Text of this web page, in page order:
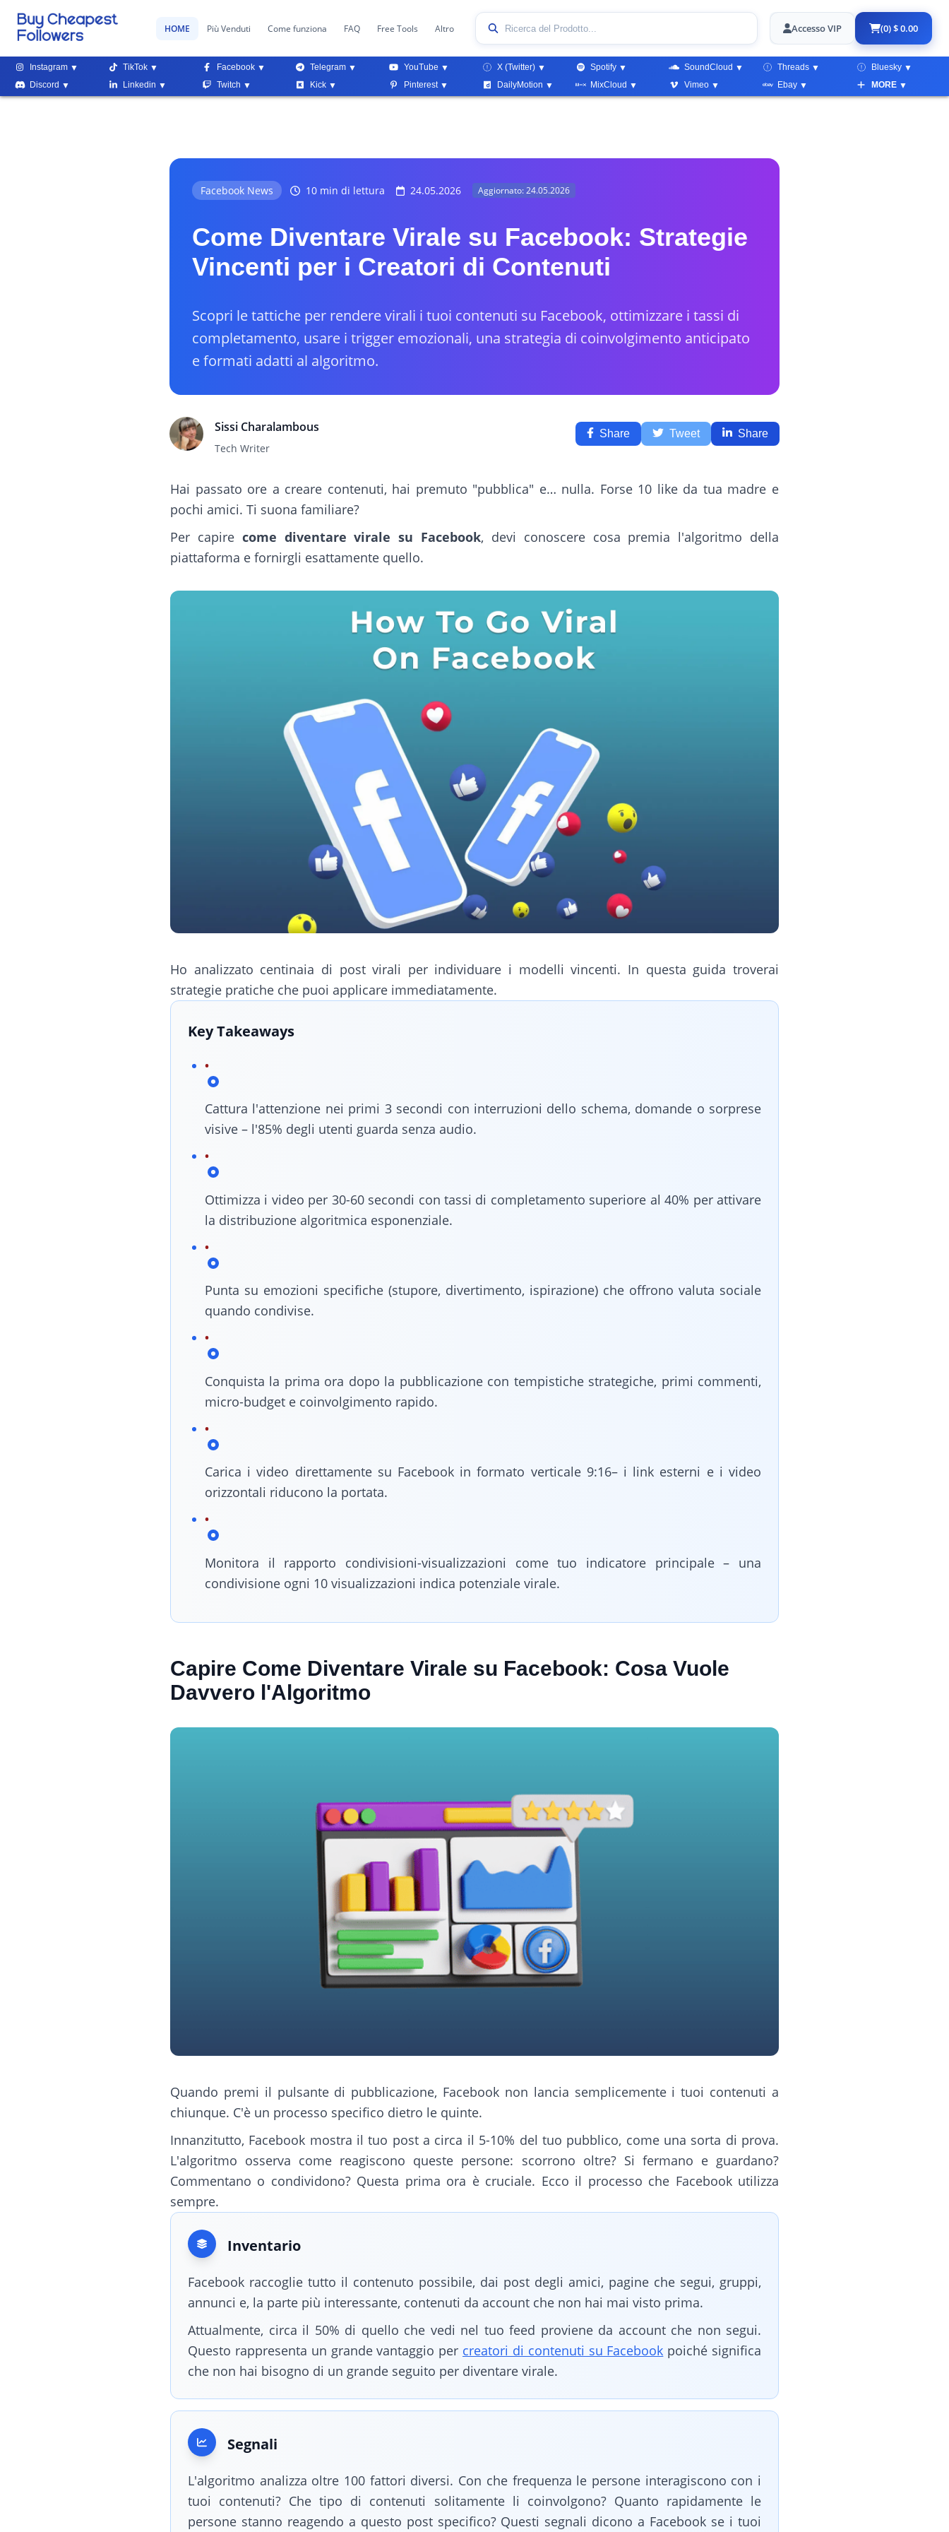
HOME Più Venduti Come funziona FAQ Free Tools Altro Accesso VIP (0) $ 0.00
Instagram TikTok Facebook Telegram YouTube X (Twitter) Spotify SoundCloud Threads
Bluesky
Discord
Linkedin Twitch Kick Pinterest DailyMotion MixCloud Vimeo Ebay MORE
Facebook News 10 min di lettura 24.05.2026 Aggiornato: 24.05.2026
Come Diventare Virale su Facebook: Strategie
Vincenti per i Creatori di Contenuti
Scopri le tattiche per rendere virali i tuoi contenuti su Facebook, ottimizzare i tassi di
completamento, usare i trigger emozionali, una strategia di coinvolgimento anticipato
e formati adatti al algoritmo.
Sissi Charalambous
Tech Writer
Share Tweet Share
Hai passato ore a creare contenuti, hai premuto "pubblica" e… nulla. Forse 10 like da tua madre e
pochi amici. Ti suona familiare?
Per capire come diventare virale su Facebook, devi conoscere cosa premia l'algoritmo della
piattaforma e fornirgli esattamente quello.
Ho analizzato centinaia di post virali per individuare i modelli vincenti. In questa guida troverai
strategie pratiche che puoi applicare immediatamente.
Key Takeaways
Cattura l'attenzione nei primi 3 secondi con interruzioni dello schema, domande o sorprese
visive – l'85% degli utenti guarda senza audio.
Ottimizza i video per 30-60 secondi con tassi di completamento superiore al 40% per attivare
la distribuzione algoritmica esponenziale.
Punta su emozioni specifiche (stupore, divertimento, ispirazione) che offrono valuta sociale
quando condivise.
Conquista la prima ora dopo la pubblicazione con tempistiche strategiche, primi commenti,
micro-budget e coinvolgimento rapido.
Carica i video direttamente su Facebook in formato verticale 9:16– i link esterni e i video
orizzontali riducono la portata.
Monitora il rapporto condivisioni-visualizzazioni come tuo indicatore principale – una
condivisione ogni 10 visualizzazioni indica potenziale virale.
Capire Come Diventare Virale su Facebook: Cosa Vuole
Davvero l'Algoritmo
Quando premi il pulsante di pubblicazione, Facebook non lancia semplicemente i tuoi contenuti a
chiunque. C'è un processo specifico dietro le quinte.
Innanzitutto, Facebook mostra il tuo post a circa il 5-10% del tuo pubblico, come una sorta di prova.
L'algoritmo osserva come reagiscono queste persone: scorrono oltre? Si fermano e guardano?
Commentano o condividono? Questa prima ora è cruciale. Ecco il processo che Facebook utilizza
sempre.
Inventario
Facebook raccoglie tutto il contenuto possibile, dai post degli amici, pagine che segui, gruppi,
annunci e, la parte più interessante, contenuti da account che non hai mai visto prima.
Attualmente, circa il 50% di quello che vedi nel tuo feed proviene da account che non segui.
Questo rappresenta un grande vantaggio per creatori di contenuti su Facebook poiché significa
che non hai bisogno di un grande seguito per diventare virale.
Segnali
L'algoritmo analizza oltre 100 fattori diversi. Con che frequenza le persone interagiscono con i
tuoi contenuti? Che tipo di contenuti solitamente li coinvolgono? Quanto rapidamente le
persone stanno reagendo a questo post specifico? Questi segnali dicono a Facebook se i tuoi